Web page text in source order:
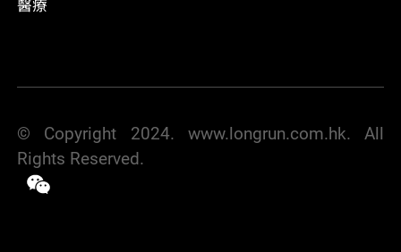
醫療
© Copyright 2024. www.longrun.com.hk. All
Rights Reserved.